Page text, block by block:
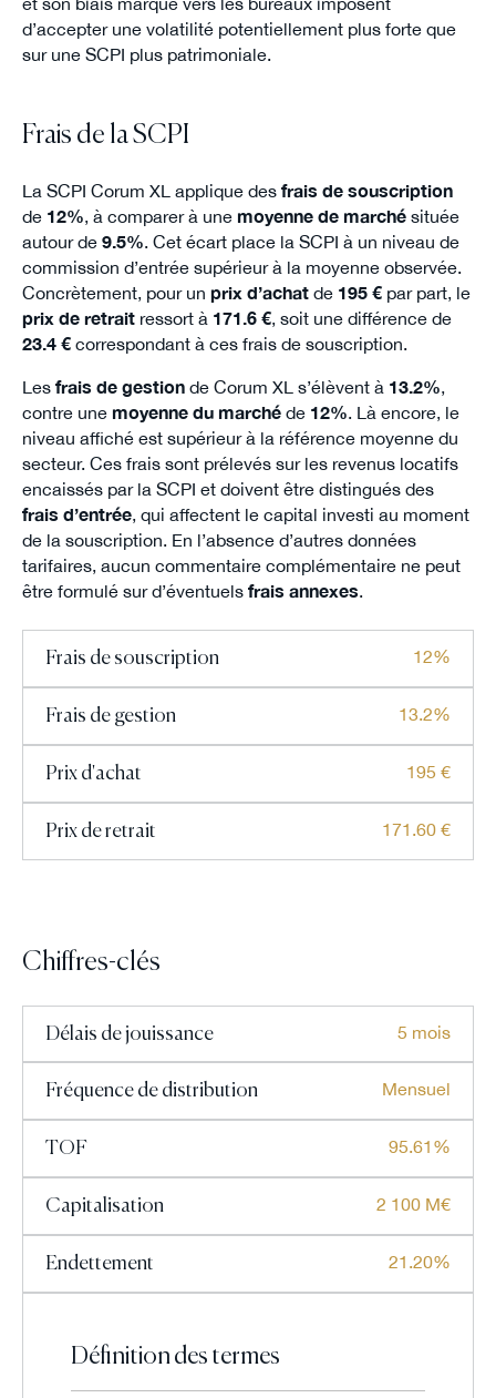
d’accepter une volatilité potentiellement plus forte que
sur une SCPI plus patrimoniale.
Frais de la SCPI
La SCPI Corum XL applique des frais de souscription
de 12%, à comparer à une moyenne de marchésituée
autour de 9.5%. Cet écart place la SCPI à un niveau de
commission d’entrée supérieur à la moyenne observée.
Concrètement, pour un prix d’achatde 195 €par part, le
prix de retraitressort à 171.6 €, soit une différence de
23.4 €correspondant à ces frais de souscription.
Les frais de gestionde Corum XL s’élèvent à 13.2%
contre une moyenne du marchéde 12% . Là encore, le
niveau affiché est supérieur à la référence moyenne du
secteur. Ces frais sont prélevés sur les revenus locatifs
encaissés par la SCPI et doivent être distingués des
frais d’entrée, qui affectent le capital investi au moment
de la souscription. En l’absence d’autres données
tarifaires, aucun commentaire complémentaire ne peut
être formulé sur d’éventuels frais annexes
Frais de souscription 12%
Frais de gestion 13.2%
Prix d'achat 195 €
Prix de retrait 171.60 €
Chiffres-clés
Délais de jouissance 5 mois
Fréquence de distribution Mensuel
TOF 95.61%
Capitalisation 2 100 M€
Endettement 21.20%
Définition des termes